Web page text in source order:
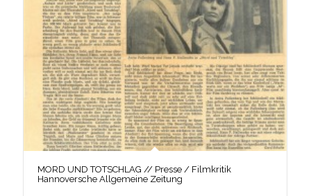
MORD UND TOTSCHLAG // Presse / Filmkritik
Hannoversche Allgemeine Zeitung